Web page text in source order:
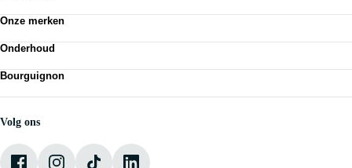
Occasions
Elektrisch
Alle voorraad
Onze merken
Audi
Škoda
CUPRA
Onderhoud
Airco
Banden
Bourguignon
Werken bij Bourguignon
Onze mensen
Contact
Volg ons